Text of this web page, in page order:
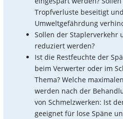
Tropfverluste beseitigt
Umweltgefährdung
Sollen der Staplerverkehr
reduziert werden?
Ist die Restfeuchte der
beim Verwerter oder im
Thema? Welche
werden nach der
von Schmelzwerken: Ist
geeignet für lose Späne